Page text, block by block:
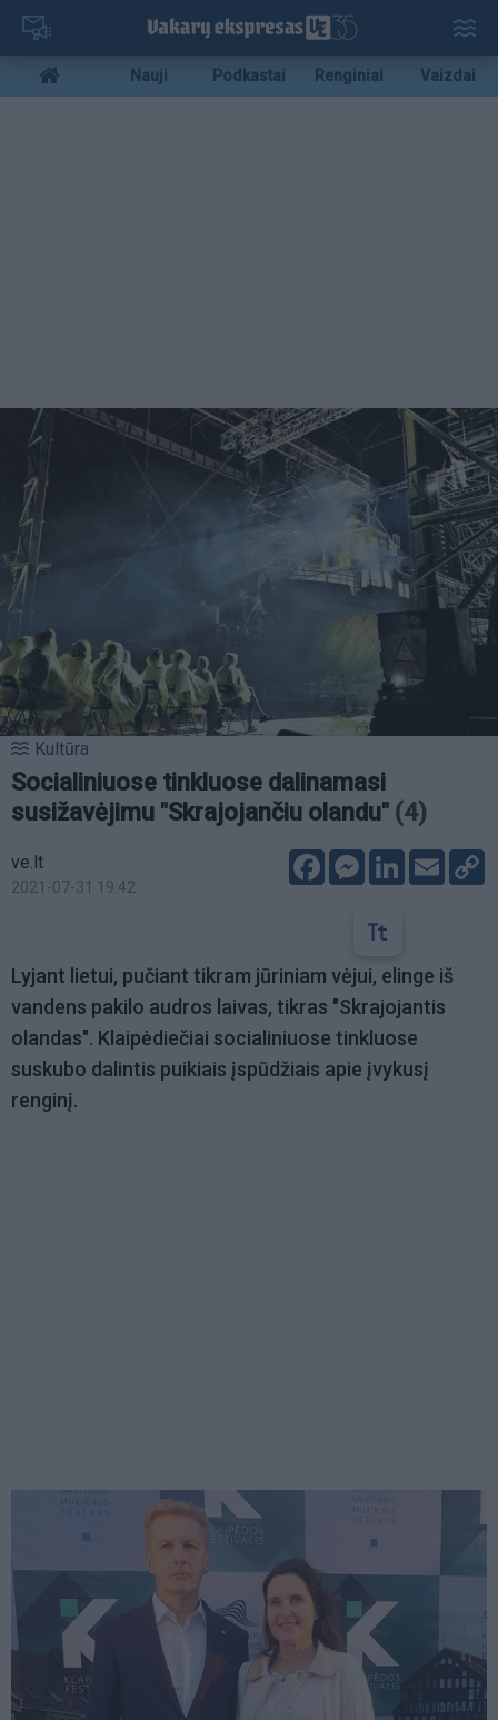
Pereiti
pagrindinį
turinį
Mobile
menu
Nauji Podkastai Renginiai Vaizdai
Kultūra
Socialiniuose tinkluose dalinamasi
susižavėjimu "Skrajojančiu olandu" (4)
ve.lt
2021-07-31 19:42
FacebookMessenger
LinkedIn
Email
Lyjant lietui, pučiant tikram jūriniam vėjui, elinge iš
vandens pakilo audros laivas, tikras "Skrajojantis
olandas". Klaipėdiečiai socialiniuose tinkluose
suskubo dalintis puikiais įspūdžiais apie įvykusį
renginį.